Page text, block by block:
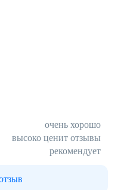
очень хорошо
высоко ценит отзывы
рекомендует